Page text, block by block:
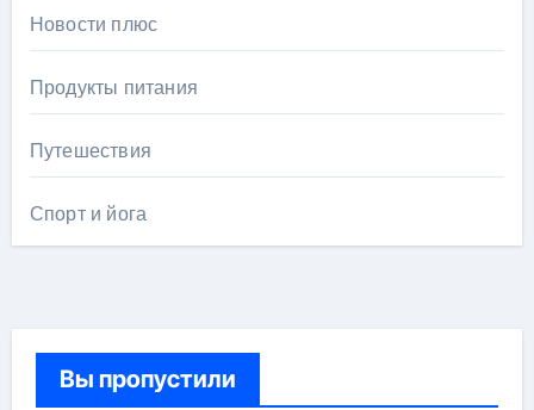
Новости плюс
Продукты питания
Путешествия
Спорт и йога
Вы пропустили